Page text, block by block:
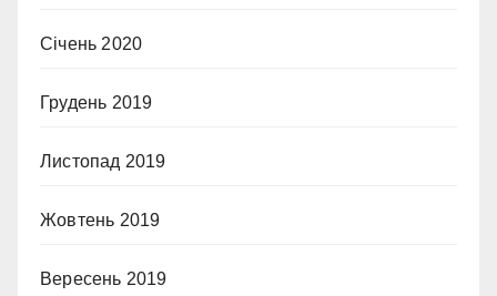
Січень 2020
Грудень 2019
Листопад 2019
Жовтень 2019
Вересень 2019